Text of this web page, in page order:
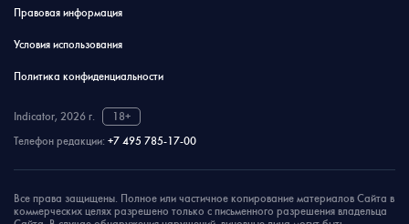
Правовая информация
Условия использования
Политика конфиденциальности
Indicator, 2026 г.
18+
Телефон редакции: +7 495 785-17-00
Все права защищены. Полное или частичное копирование материалов Сайта в
коммерческих целях разрешено только с письменного разрешения владельца